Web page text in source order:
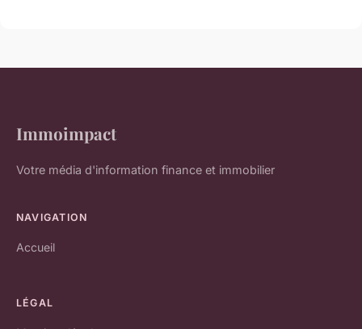
Immoimpact
Votre média d'information finance et immobilier
NAVIGATION
Accueil
LÉGAL